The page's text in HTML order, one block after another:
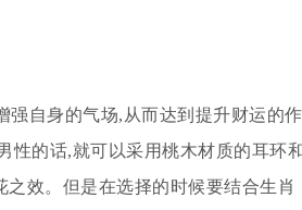
强自身的气场,从而达到提升财运的作
性的话,就可以采用桃木材质的耳环
效。但是在选择的时候要结合生肖